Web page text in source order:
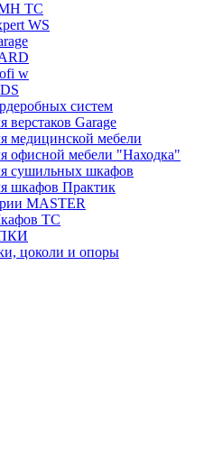
TC
WS
w
систем
Garage
медицинской мебели
офисной мебели "Находка"
сушильных шкафов
шкафов Практик
MASTER
ТС
цоколи и опоры